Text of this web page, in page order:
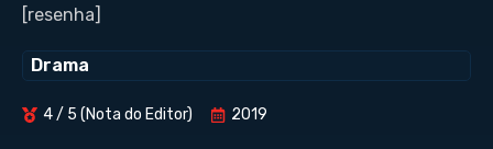
[resenha]
Drama
4 / 5 (Nota do Editor) 2019